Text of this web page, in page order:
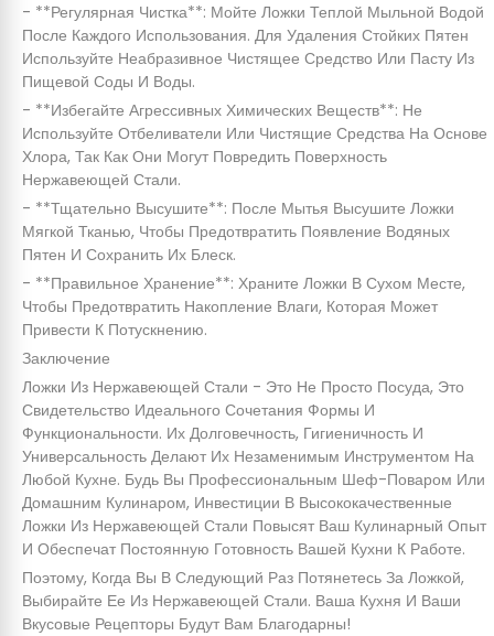
- **Регулярная Чистка**: Мойте Ложки Теплой Мыльной Водой
После Каждого Использования. Для Удаления Стойких Пятен
Используйте Неабразивное Чистящее Средство Или Пасту Из
Пищевой Соды И Воды.
- **Избегайте Агрессивных Химических Веществ**: Не
Используйте Отбеливатели Или Чистящие Средства На Основе
Хлора, Так Как Они Могут Повредить Поверхность
Нержавеющей Стали.
- **Тщательно Высушите**: После Мытья Высушите Ложки
Мягкой Тканью, Чтобы Предотвратить Появление Водяных
Пятен И Сохранить Их Блеск.
- **Правильное Хранение**: Храните Ложки В Сухом Месте,
Чтобы Предотвратить Накопление Влаги, Которая Может
Привести К Потускнению.
Заключение
Ложки Из Нержавеющей Стали - Это Не Просто Посуда, Это
Свидетельство Идеального Сочетания Формы И
Функциональности. Их Долговечность, Гигиеничность И
Универсальность Делают Их Незаменимым Инструментом На
Любой Кухне. Будь Вы Профессиональным Шеф-Поваром Или
Домашним Кулинаром, Инвестиции В Высококачественные
Ложки Из Нержавеющей Стали Повысят Ваш Кулинарный Опыт
И Обеспечат Постоянную Готовность Вашей Кухни К Работе.
Поэтому, Когда Вы В Следующий Раз Потянетесь За Ложкой,
Выбирайте Ее Из Нержавеющей Стали. Ваша Кухня И Ваши
Вкусовые Рецепторы Будут Вам Благодарны!